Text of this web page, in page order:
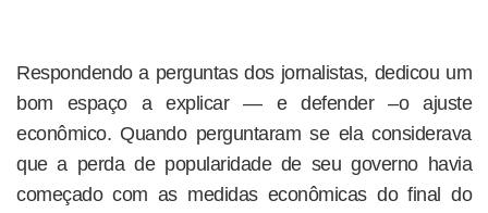
Respondendo a perguntas dos jornalistas, dedicou um
bom espaço a explicar — e defender –o ajuste
econômico. Quando perguntaram se ela considerava
que a perda de popularidade de seu governo havia
começado com as medidas econômicas do final do